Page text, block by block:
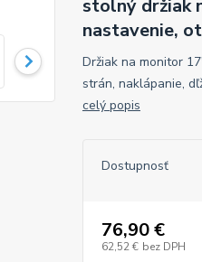
stolný držiak
nastavenie,
Držiak na monitor
strán, naklápanie,
celý popis
Dostupnosť
76,90 €
62,52 € bez DPH